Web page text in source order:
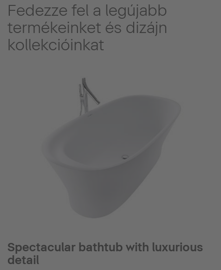
Fedezze fel a legújabb
termékeinket és dizájn
kollekcióinkat
Spectacular bathtub with luxurious
detail